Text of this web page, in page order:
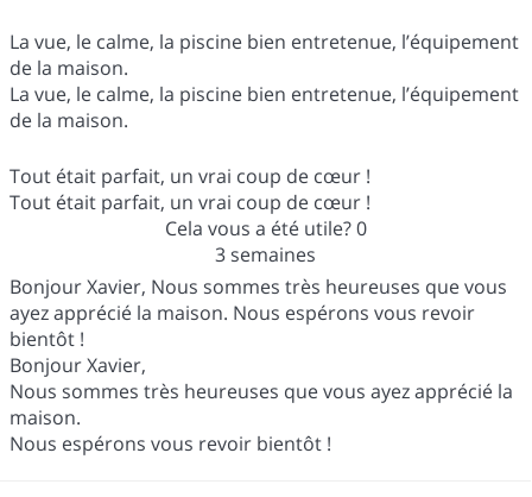
La vue, le calme, la piscine bien entretenue, l’équipement
de la maison.
La vue, le calme, la piscine bien entretenue, l’équipement
de la maison.
Tout était parfait, un vrai coup de cœur !
Tout était parfait, un vrai coup de cœur !
Cela vous a été utile?0
3 semaines
Bonjour Xavier, Nous sommes très heureuses que vous
ayez apprécié la maison. Nous espérons vous revoir
bientôt !
Bonjour Xavier,
Nous sommes très heureuses que vous ayez apprécié la
maison.
Nous espérons vous revoir bientôt !